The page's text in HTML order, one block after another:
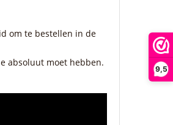
9,5
om te bestellen in de
absoluut moet hebben.